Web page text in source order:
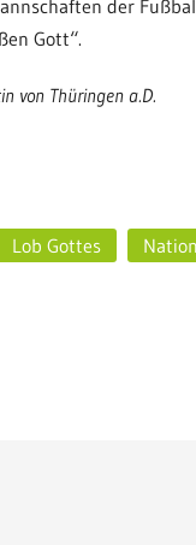
der
Gott“.
von Thüringen a.D.
Lob Gottes